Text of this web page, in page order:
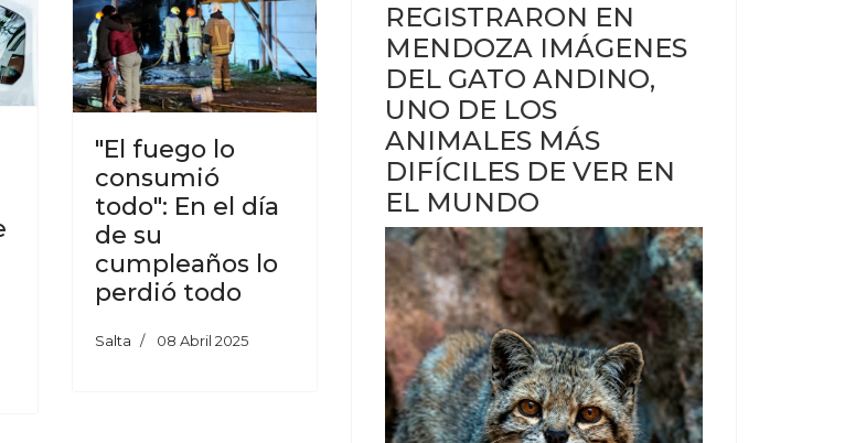
"El fuego lo
consumió
todo": En el día
de su
cumpleaños lo
perdió todo
Salta 08 Abril 2025
REGISTRARON EN
MENDOZA IMÁGENES
DEL GATO ANDINO,
UNO DE LOS
ANIMALES MÁS
DIFÍCILES DE VER EN
EL MUNDO